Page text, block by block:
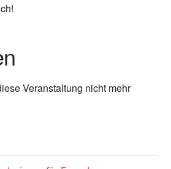
Veranstaltung nicht mehr